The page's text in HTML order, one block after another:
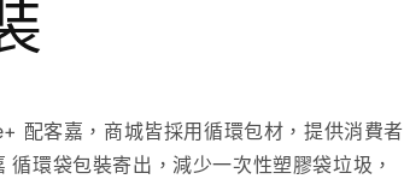
配客嘉，商城皆採用循環包材，提供消費者
環袋包裝寄出，減少一次性塑膠袋垃圾，